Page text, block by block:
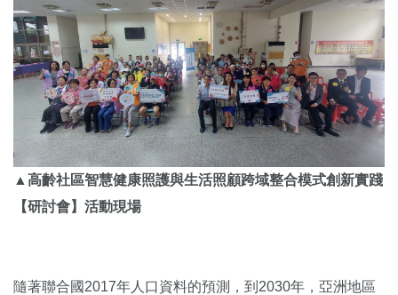
▲高齡社區智慧健康照護與生活照顧跨域整合模式創新實踐
【研討會】活動現場
隨著聯合國2017年人口資料的預測，到2030年，亞洲地區